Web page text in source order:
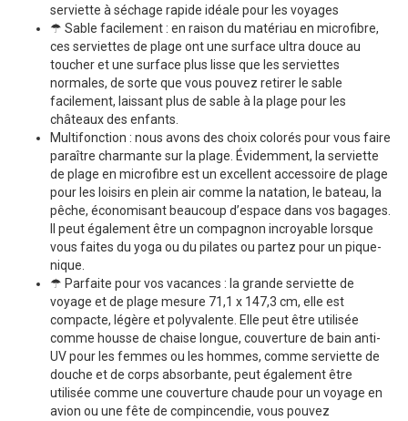
serviette à séchage rapide idéale pour les voyages
☂ Sable facilement : en raison du matériau en microfibre,
ces serviettes de plage ont une surface ultra douce au
toucher et une surface plus lisse que les serviettes
normales, de sorte que vous pouvez retirer le sable
facilement, laissant plus de sable à la plage pour les
châteaux des enfants.
Multifonction : nous avons des choix colorés pour vous faire
paraître charmante sur la plage. Évidemment, la serviette
de plage en microfibre est un excellent accessoire de plage
pour les loisirs en plein air comme la natation, le bateau, la
pêche, économisant beaucoup d’espace dans vos bagages.
Il peut également être un compagnon incroyable lorsque
vous faites du yoga ou du pilates ou partez pour un pique-
nique.
☂ Parfaite pour vos vacances : la grande serviette de
voyage et de plage mesure 71,1 x 147,3 cm, elle est
compacte, légère et polyvalente. Elle peut être utilisée
comme housse de chaise longue, couverture de bain anti-
UV pour les femmes ou les hommes, comme serviette de
douche et de corps absorbante, peut également être
utilisée comme une couverture chaude pour un voyage en
avion ou une fête de compincendie, vous pouvez